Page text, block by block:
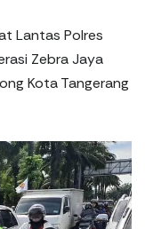
Lantas Polres
Zebra Jaya
Kota Tangerang